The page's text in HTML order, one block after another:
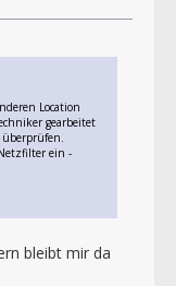
Location
gearbeitet
überprüfen.
ein -
bleibt mir da